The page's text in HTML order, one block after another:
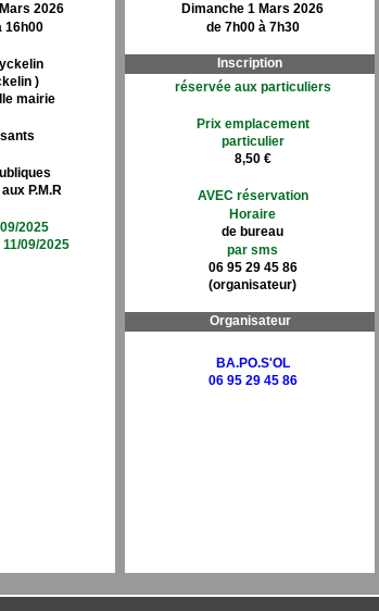
2026
16h00
)
mairie
P.M.R
2025
09/2025
Dimanche 1 Mars 2026
de 7h00 à 7h30
Inscription
réservée aux particuliers
Prix emplacement
particulier
8,50 €
AVEC réservation
Horaire
de bureau
par sms
06 95 29 45 86
(organisateur)
Organisateur
BA.PO.S'OL
06 95 29 45 86